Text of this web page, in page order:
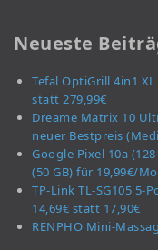
Neueste
Tefal OptiGrill 4in1
statt 279,99€
Dreame Matrix 10
neuer Bestpreis
Google Pixel 10a
(50 GB) für 19,99€/
TP-Link TL-SG105
14,69€ statt 17,90€
RENPHO Mini-